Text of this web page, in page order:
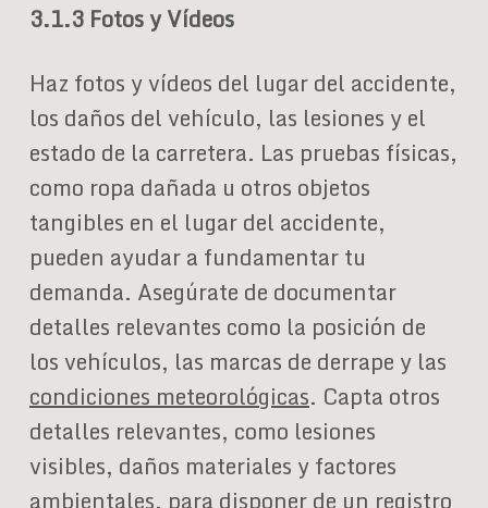
3.1.3 Fotos y Vídeos
Haz fotos y vídeos del lugar del accidente,
los daños del vehículo, las lesiones y el
estado de la carretera. Las pruebas físicas,
como ropa dañada u otros objetos
tangibles en el lugar del accidente,
pueden ayudar a fundamentar tu
demanda. Asegúrate de documentar
detalles relevantes como la posición de
los vehículos, las marcas de derrape y las
condiciones meteorológicas. Capta otros
detalles relevantes, como lesiones
visibles, daños materiales y factores